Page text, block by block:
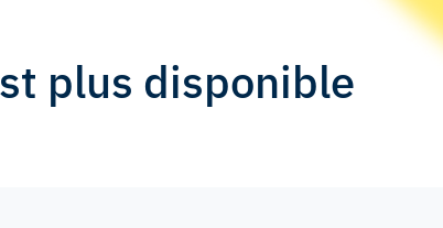
plus disponible